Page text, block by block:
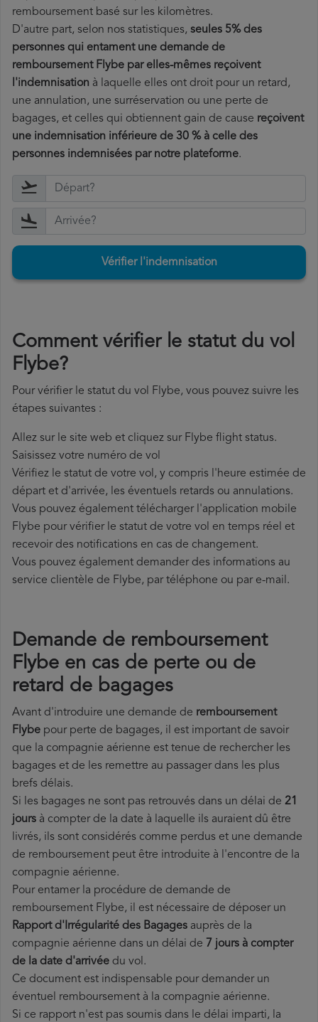
remboursement basé sur les kilomètres.
D'autre part, selon nos statistiques, seules 5% des
personnes qui entament une demande de
remboursement Flybe par elles-mêmes reçoivent
l'indemnisation à laquelle elles ont droit pour un retard,
une annulation, une surréservation ou une perte de
bagages, et celles qui obtiennent gain de cause reçoivent
une indemnisation inférieure de 30 % à celle des
personnes indemnisées par notre plateforme.
Vérifier l'indemnisation
Comment vérifier le statut du vol
Flybe?
Pour vérifier le statut du vol Flybe, vous pouvez suivre les
étapes suivantes :
Allez sur le site web et cliquez sur Flybe flight status.
Saisissez votre numéro de vol
Vérifiez le statut de votre vol, y compris l'heure estimée de
départ et d'arrivée, les éventuels retards ou annulations.
Vous pouvez également télécharger l'application mobile
Flybe pour vérifier le statut de votre vol en temps réel et
recevoir des notifications en cas de changement.
Vous pouvez également demander des informations au
service clientèle de Flybe, par téléphone ou par e-mail.
Demande de remboursement
Flybe en cas de perte ou de
retard de bagages
Avant d'introduire une demande de remboursement
Flybe pour perte de bagages, il est important de savoir
que la compagnie aérienne est tenue de rechercher les
bagages et de les remettre au passager dans les plus
brefs délais.
Si les bagages ne sont pas retrouvés dans un délai de 21
jours à compter de la date à laquelle ils auraient dû être
livrés, ils sont considérés comme perdus et une demande
de remboursement peut être introduite à l'encontre de la
compagnie aérienne.
Pour entamer la procédure de demande de
remboursement Flybe, il est nécessaire de déposer un
Rapport d'Irrégularité des Bagages auprès de la
compagnie aérienne dans un délai de 7 jours à compter
de la date d'arrivée du vol.
Ce document est indispensable pour demander un
éventuel remboursement à la compagnie aérienne.
Si ce rapport n'est pas soumis dans le délai imparti, la